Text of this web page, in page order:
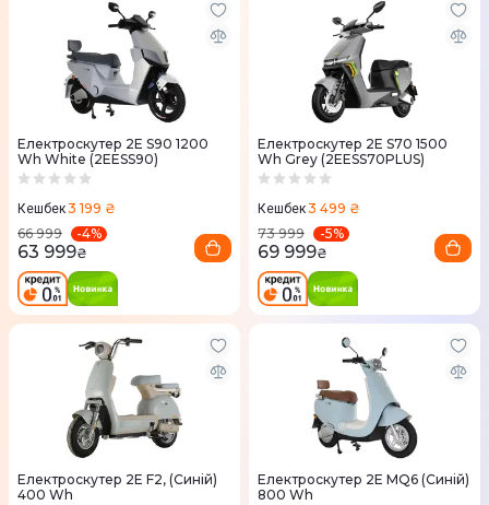
Електроскутер 2E S90 1200
Wh White (2EESS90)
Кешбек3 199 ₴
66 999
-4%
63 999₴
Електроскутер 2E S70 1500
Wh Grey (2EESS70PLUS)
Кешбек3 499 ₴
73 999
-5%
69 999₴
Електроскутер 2E F2, (Синій)
400 Wh
Електроскутер 2E MQ6 (Синій)
800 Wh